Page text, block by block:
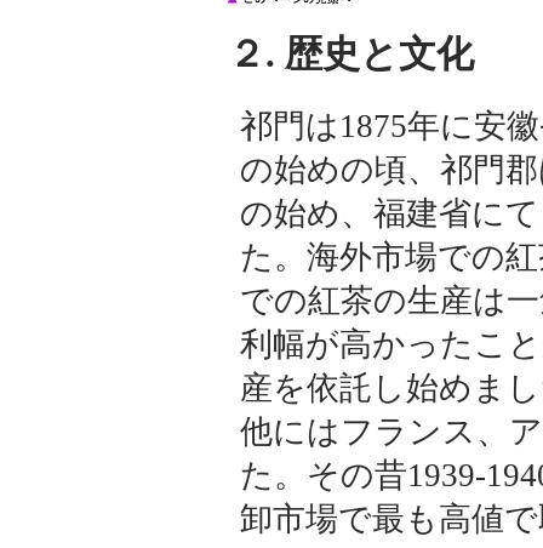
２. 歴史と文化
祁門は1875年に安
の始めの頃、祁門
の始め、福建省に
た。海外市場での
での紅茶の生産は
利幅が高かったこ
産を依託し始めま
他にはフランス、
た。その昔1939-
卸市場で最も高値